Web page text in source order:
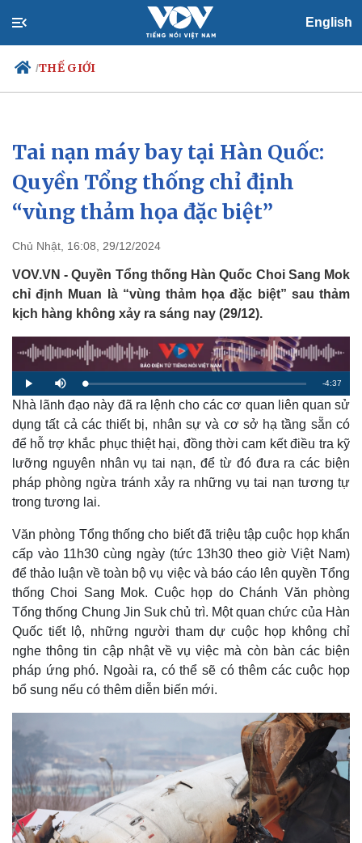
English
/THẾ GIỚI
Chính trị
Đảng
Tổ chức nhân sự
Quốc hội
Nhận diện sự thật
Xã hội
Tin 24h
Dự báo thời tiết
Giáo dục
Dấu ấn VOV
Tai nạn máy bay tại Hàn Quốc:
Quyền Tổng thống chỉ định
“vùng thảm họa đặc biệt”
Chủ Nhật, 16:08, 29/12/2024
VOV.VN - Quyền Tổng thống Hàn Quốc Choi Sang Mok
chỉ định Muan là “vùng thảm họa đặc biệt” sau thảm
kịch hàng không xảy ra sáng nay (29/12).
P
l
a
y
M
u
t
e
L
o
a
d
e
d
1
.
6
8
R
e
a
i
i
n
g
m
e
-4:37
Nhà lãnh đạo này đã ra lệnh cho các cơ quan liên quan sử
dụng tất cả các thiết bị, nhân sự và cơ sở hạ tầng sẵn có
để hỗ trợ khắc phục thiệt hại, đồng thời cam kết điều tra kỹ
lưỡng nguyên nhân vụ tai nạn, để từ đó đưa ra các biện
pháp phòng ngừa tránh xảy ra những vụ tai nạn tương tự
trong tương lai.
Văn phòng Tổng thống cho biết đã triệu tập cuộc họp khẩn
cấp vào 11h30 cùng ngày (tức 13h30 theo giờ Việt Nam)
để thảo luận về toàn bộ vụ việc và báo cáo lên quyền Tổng
thống Choi Sang Mok. Cuộc họp do Chánh Văn phòng
Tổng thống Chung Jin Suk chủ trì. Một quan chức của Hàn
Quốc tiết lộ, những người tham dự cuộc họp không chỉ
nghe thông tin cập nhật về vụ việc mà còn bàn các biện
pháp ứng phó. Ngoài ra, có thể sẽ có thêm các cuộc họp
bổ sung nếu có thêm diễn biến mới.